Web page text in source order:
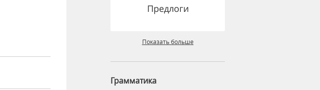
Предлоги
Показать больше
Грамматика